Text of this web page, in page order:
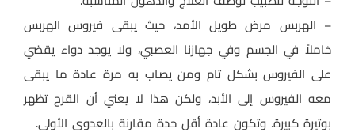
– الهربس مرض طويل الأمد، حيث يبقى فيروس الهربس
خاملاً في الجسم وفي جهازنا العصبي، ولا يوجد دواء يقضي
على الفيروس بشكل تام ومن يصاب به مرة عادة ما يبقى
معه الفيروس إلى الأبد، ولكن هذا لا يعني أن القرح تظهر
بوتيرة كبيرة. وتكون عادة أقل حدة مقارنة بالعدوى الأولى.